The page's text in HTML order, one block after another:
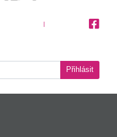
|
Přihlásit